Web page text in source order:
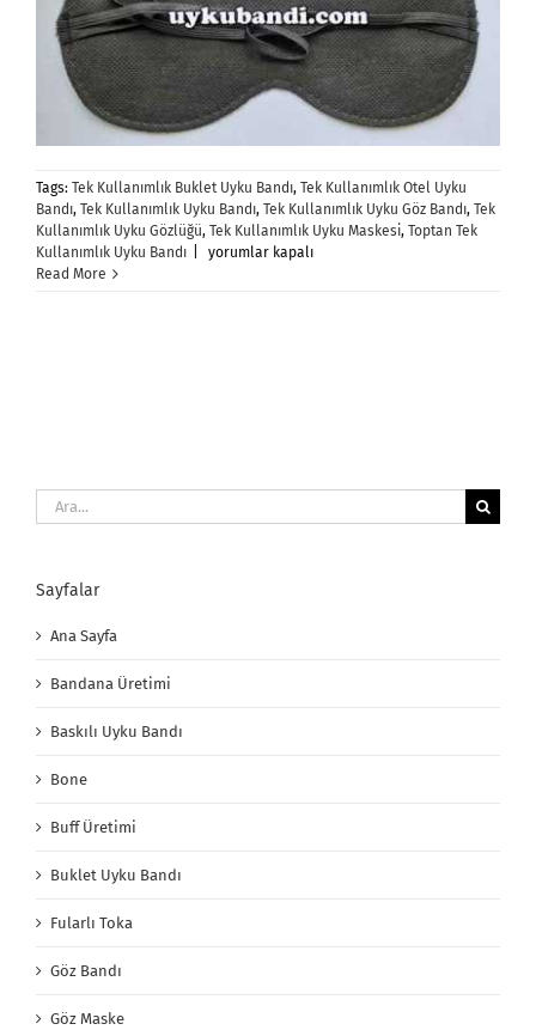
Tags: Tek Kullanımlık Buklet Uyku Bandı, Tek Kullanımlık Otel Uyku
Bandı, Tek Kullanımlık Uyku Bandı, Tek Kullanımlık Uyku Göz Bandı, Tek
Kullanımlık Uyku Gözlüğü, Tek Kullanımlık Uyku Maskesi, Toptan Tek
Kullanımlık Uyku Bandı
Tek
yorumlar kapalı
Read More
Ara:
Sayfalar
Ana Sayfa
Bandana Üretimi
Baskılı Uyku Bandı
Bone
Buff Üretimi
Buklet Uyku Bandı
Fularlı Toka
Göz Bandı
Göz Maske